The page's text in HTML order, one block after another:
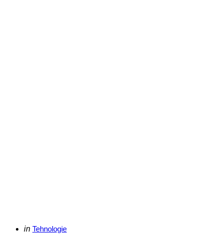
Categories
Posted
in Tehnologie